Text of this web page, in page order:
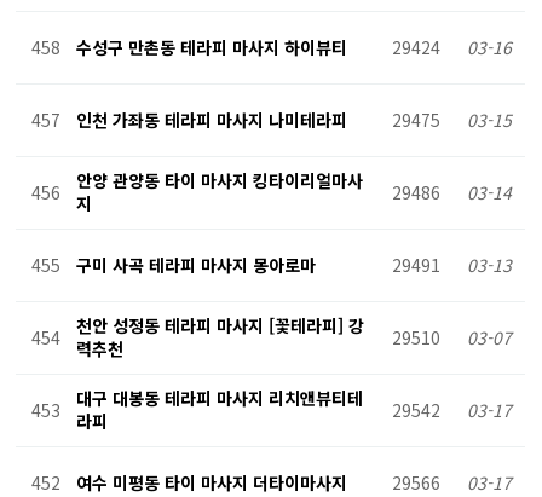
458 수성구 만촌동 테라피 마사지 하이뷰티 29424 03-16
457 인천 가좌동 테라피 마사지 나미테라피 29475 03-15
456
안양 관양동 타이 마사지 킹타이리얼마사
지
29486 03-14
455 구미 사곡 테라피 마사지 몽아로마 29491 03-13
454
천안 성정동 테라피 마사지 [꽃테라피] 강
력추천
29510 03-07
453
대구 대봉동 테라피 마사지 리치앤뷰티테
라피
29542 03-17
452 여수 미평동 타이 마사지 더타이마사지 29566 03-17